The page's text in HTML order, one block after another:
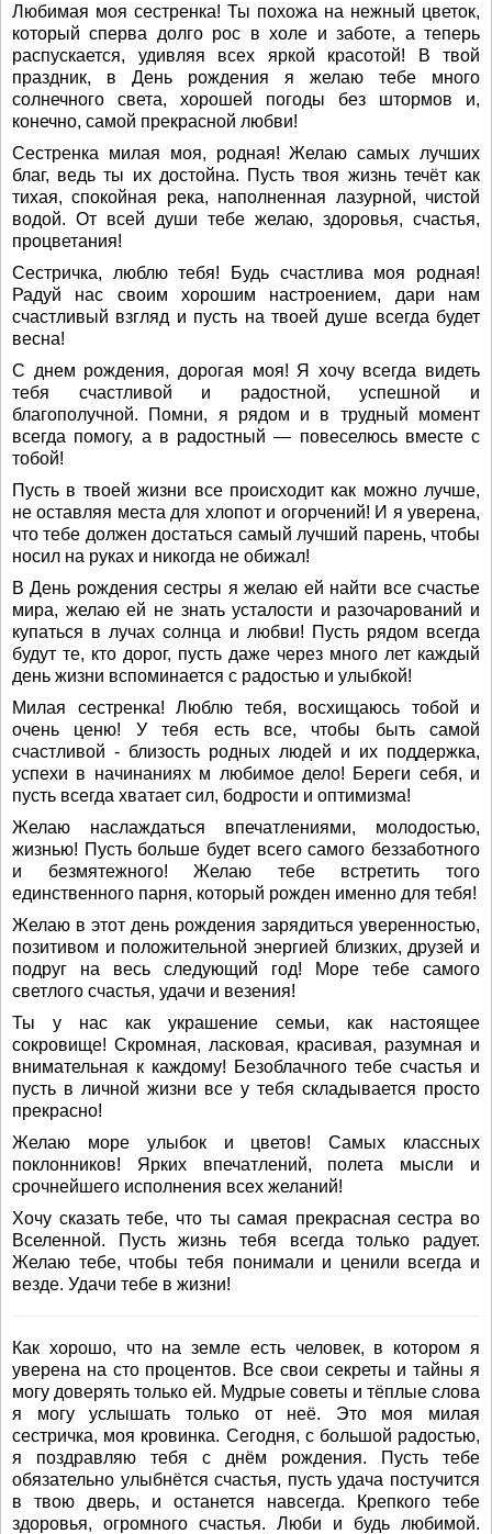
Любимая моя сестренка! Ты похожа на нежный цветок,
который сперва долго рос в холе и заботе, а теперь
распускается, удивляя всех яркой красотой! В твой
праздник, в День рождения я желаю тебе много
солнечного света, хорошей погоды без штормов и,
конечно, самой прекрасной любви!
Сестренка милая моя, родная! Желаю самых лучших
благ, ведь ты их достойна. Пусть твоя жизнь течёт как
тихая, спокойная река, наполненная лазурной, чистой
водой. От всей души тебе желаю, здоровья, счастья,
процветания!
Сестричка, люблю тебя! Будь счастлива моя родная!
Радуй нас своим хорошим настроением, дари нам
счастливый взгляд и пусть на твоей душе всегда будет
весна!
С днем рождения, дорогая моя! Я хочу всегда видеть
тебя счастливой и радостной, успешной и
благополучной. Помни, я рядом и в трудный момент
всегда помогу, а в радостный — повеселюсь вместе с
тобой!
Пусть в твоей жизни все происходит как можно лучше,
не оставляя места для хлопот и огорчений! И я уверена,
что тебе должен достаться самый лучший парень, чтобы
носил на руках и никогда не обижал!
В День рождения сестры я желаю ей найти все счастье
мира, желаю ей не знать усталости и разочарований и
купаться в лучах солнца и любви! Пусть рядом всегда
будут те, кто дорог, пусть даже через много лет каждый
день жизни вспоминается с радостью и улыбкой!
Милая сестренка! Люблю тебя, восхищаюсь тобой и
очень ценю! У тебя есть все, чтобы быть самой
счастливой - близость родных людей и их поддержка,
успехи в начинаниях м любимое дело! Береги себя, и
пусть всегда хватает сил, бодрости и оптимизма!
Желаю наслаждаться впечатлениями, молодостью,
жизнью! Пусть больше будет всего самого беззаботного
и безмятежного! Желаю тебе встретить того
единственного парня, который рожден именно для тебя!
Желаю в этот день рождения зарядиться уверенностью,
позитивом и положительной энергией близких, друзей и
подруг на весь следующий год! Море тебе самого
светлого счастья, удачи и везения!
Ты у нас как украшение семьи, как настоящее
сокровище! Скромная, ласковая, красивая, разумная и
внимательная к каждому! Безоблачного тебе счастья и
пусть в личной жизни все у тебя складывается просто
прекрасно!
Желаю море улыбок и цветов! Самых классных
поклонников! Ярких впечатлений, полета мысли и
срочнейшего исполнения всех желаний!
Хочу сказать тебе, что ты самая прекрасная сестра во
Вселенной. Пусть жизнь тебя всегда только радует.
Желаю тебе, чтобы тебя понимали и ценили всегда и
везде. Удачи тебе в жизни!
Как хорошо, что на земле есть человек, в котором я
уверена на сто процентов. Все свои секреты и тайны я
могу доверять только ей. Мудрые советы и тёплые слова
я могу услышать только от неё. Это моя милая
сестричка, моя кровинка. Сегодня, с большой радостью,
я поздравляю тебя с днём рождения. Пусть тебе
обязательно улыбнётся счастья, пусть удача постучится
в твою дверь, и останется навсегда. Крепкого тебе
здоровья, огромного счастья. Люби и будь любимой.